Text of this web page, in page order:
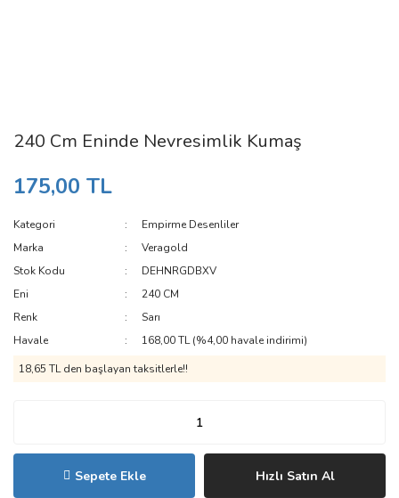
240 Cm Eninde Nevresimlik Kumaş
175,00 TL
Kategori
Empirme Desenliler
Marka
Veragold
Stok Kodu
DEHNRGDBXV
Eni
240 CM
Renk
Sarı
Havale
168,00 TL (%4,00 havale indirimi)
18,65 TL den başlayan taksitlerle!!
Sepete Ekle Hızlı Satın Al